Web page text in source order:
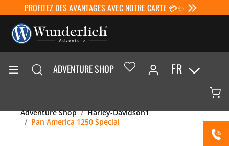
PROFITEZ DES AVANTAGES AVEC NOTRE CARTE 💳✨
ADVENTURE SHOP FR
Adventure Shop
Harley-Davidson1
Pan America 1250 Special